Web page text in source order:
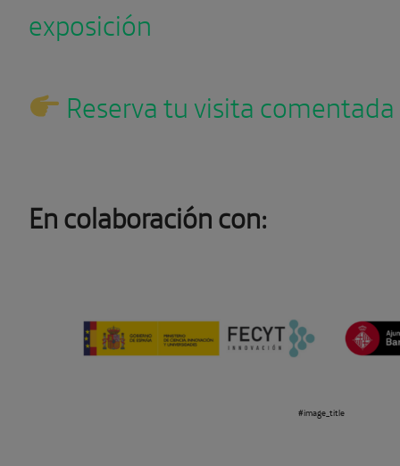
exposición
Reserva tu visita comentada
En colaboración con:
#image_title